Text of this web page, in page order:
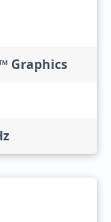
Graphics